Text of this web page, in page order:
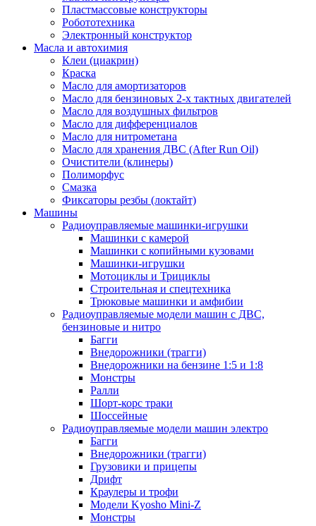
Пластмассовые конструкторы
Робототехника
Электронный конструктор
Масла и автохимия
Клеи (циакрин)
Краска
Масло для амортизаторов
Масло для бензиновых 2-х тактных двигателей
Масло для воздушных фильтров
Масло для дифференциалов
Масло для нитрометана
Масло для хранения ДВС (After Run Oil)
Очистители (клинеры)
Полиморфус
Смазка
Фиксаторы резбы (локтайт)
Машины
Радиоуправляемые машинки-игрушки
Машинки с камерой
Машинки с копийными кузовами
Машинки-игрушки
Мотоциклы и Трициклы
Строительная и спецтехника
Трюковые машинки и амфибии
Радиоуправляемые модели машин с ДВС,
бензиновые и нитро
Багги
Внедорожники (трагги)
Внедорожники на бензине 1:5 и 1:8
Монстры
Ралли
Шорт-корс траки
Шоссейные
Радиоуправляемые модели машин электро
Багги
Внедорожники (трагги)
Грузовики и прицепы
Дрифт
Краулеры и трофи
Модели Kyosho Mini-Z
Монстры